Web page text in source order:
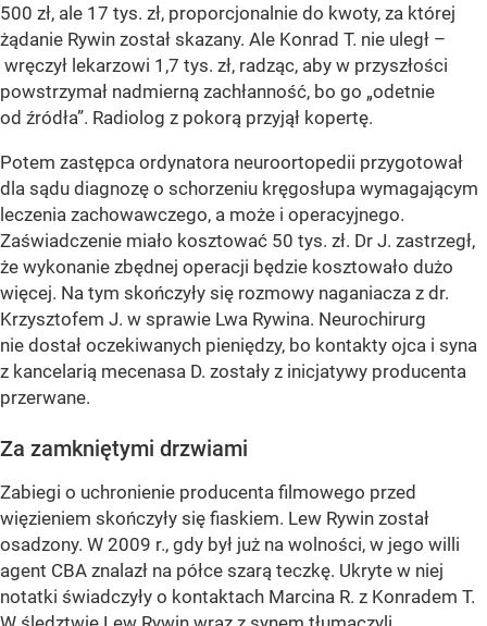
500 zł, ale 17 tys. zł, proporcjonalnie do kwoty, za której
żądanie Rywin został skazany. Ale Konrad T. nie uległ –
wręczył lekarzowi 1,7 tys. zł, radząc, aby w przyszłości
powstrzymał nadmierną zachłanność, bo go „odetnie
od źródła”. Radiolog z pokorą przyjął kopertę.
Potem zastępca ordynatora neuroortopedii przygotował
dla sądu diagnozę o schorzeniu kręgosłupa wymagającym
leczenia zachowawczego, a może i operacyjnego.
Zaświadczenie miało kosztować 50 tys. zł. Dr J. zastrzegł,
że wykonanie zbędnej operacji będzie kosztowało dużo
więcej. Na tym skończyły się rozmowy naganiacza z dr.
Krzysztofem J. w sprawie Lwa Rywina. Neurochirurg
nie dostał oczekiwanych pieniędzy, bo kontakty ojca i syna
z kancelarią mecenasa D. zostały z inicjatywy producenta
przerwane.
Za zamkniętymi drzwiami
Zabiegi o uchronienie producenta filmowego przed
więzieniem skończyły się fiaskiem. Lew Rywin został
osadzony. W 2009 r., gdy był już na wolności, w jego willi
agent CBA znalazł na półce szarą teczkę. Ukryte w niej
notatki świadczyły o kontaktach Marcina R. z Konradem T.